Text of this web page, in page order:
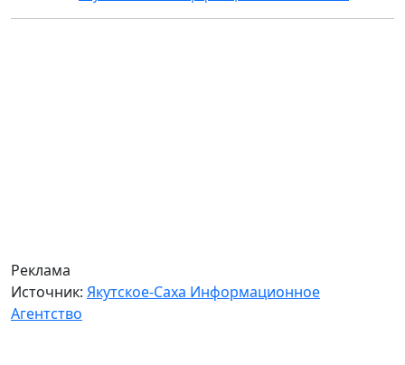
Реклама
Источник: Якутское-Саха Информационное
Агентство